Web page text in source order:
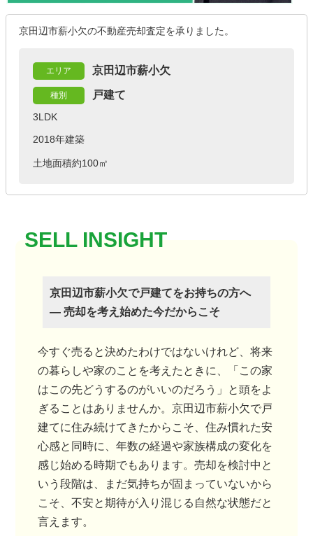
京田辺市薪小欠の不動産売却査定を承りました。
エリア 京田辺市薪小欠
種別 戸建て
3LDK
2018年建築
土地面積約100㎡
京田辺市薪小欠で戸建てをお持ちの方へ
― 売却を考え始めた今だからこそ
今すぐ売ると決めたわけではないけれど、将来
の暮らしや家のことを考えたときに、「この家
はこの先どうするのがいいのだろう」と頭をよ
ぎることはありませんか。京田辺市薪小欠で戸
建てに住み続けてきたからこそ、住み慣れた安
心感と同時に、年数の経過や家族構成の変化を
感じ始める時期でもあります。売却を検討中と
いう段階は、まだ気持ちが固まっていないから
こそ、不安と期待が入り混じる自然な状態だと
言えます。